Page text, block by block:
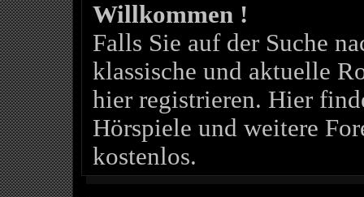
Willkommen !
Falls Sie auf der Suche
klassische und aktuelle
hier registrieren. Hier
Hörspiele und weitere
kostenlos.